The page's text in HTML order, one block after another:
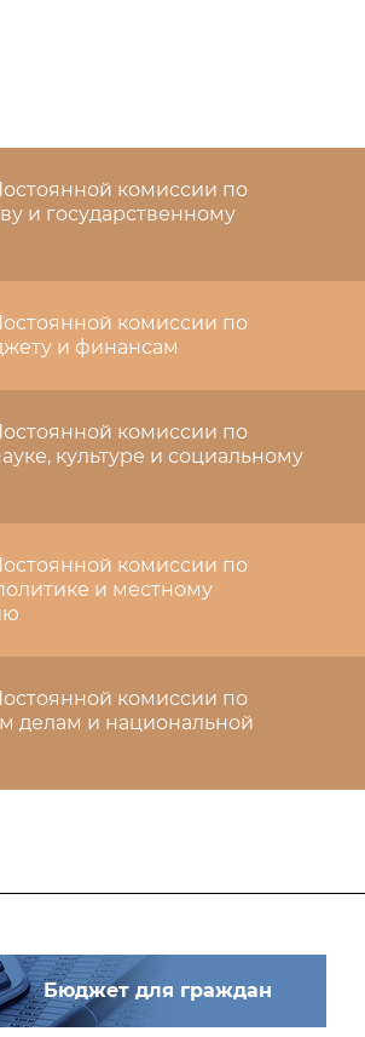
комиссии по
и государственному
комиссии по
и финансам
комиссии по
культуре и социальному
комиссии по
и местному
комиссии по
делам и национальной
Бюджет для граждан